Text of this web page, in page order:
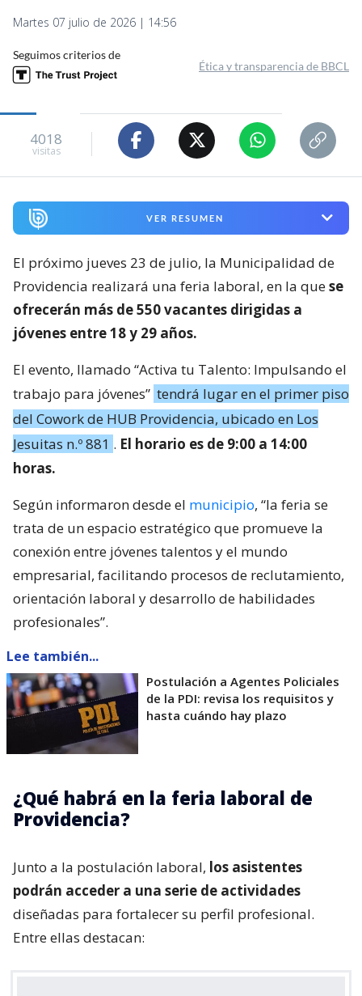
Martes 07 julio de 2026 | 14:56
Seguimos criterios de
Ética y transparencia de BBCL
4018
visitas
VER RESUMEN
El próximo jueves 23 de julio, la Municipalidad de
Providencia realizará una feria laboral, en la quese
ofrecerán más de 550 vacantes dirigidas a
jóvenes entre 18 y 29 años.
El evento, llamado “Activa tu Talento: Impulsando el
trabajo para jóvenes” tendrá lugar en el primer piso
del Cowork de HUB Providencia, ubicado en Los
Jesuitas n.º 881 . El horario es de 9:00 a 14:00
horas.
Según informaron desde el municipio, “la feria se
trata de un espacio estratégico que promueve la
conexión entre jóvenes talentos y el mundo
empresarial, facilitando procesos de reclutamiento,
orientación laboral y desarrollo de habilidades
profesionales”.
Lee también...
Postulación a Agentes Policiales
de la PDI: revisa los requisitos y
hasta cuándo hay plazo
¿Qué habrá en la feria laboral de
Providencia?
Junto a la postulación laboral, los asistentes
podrán acceder a una serie de actividades
diseñadas para fortalecer su perfil profesional.
Entre ellas destacan: